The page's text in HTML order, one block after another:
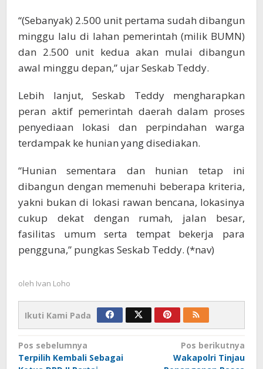
“(Sebanyak) 2.500 unit pertama sudah dibangun
minggu lalu di lahan pemerintah (milik BUMN)
dan 2.500 unit kedua akan mulai dibangun
awal minggu depan,” ujar Seskab Teddy.
Lebih lanjut, Seskab Teddy mengharapkan
peran aktif pemerintah daerah dalam proses
penyediaan lokasi dan perpindahan warga
terdampak ke hunian yang disediakan.
“Hunian sementara dan hunian tetap ini
dibangun dengan memenuhi beberapa kriteria,
yakni bukan di lokasi rawan bencana, lokasinya
cukup dekat dengan rumah, jalan besar,
fasilitas umum serta tempat bekerja para
pengguna,” pungkas Seskab Teddy. (*nav)
oleh Ivan Loho
Ikuti Kami Pada
Navigasi
pos
Pos sebelumnya
Terpilih Kembali Sebagai
Pos berikutnya
Wakapolri Tinjau